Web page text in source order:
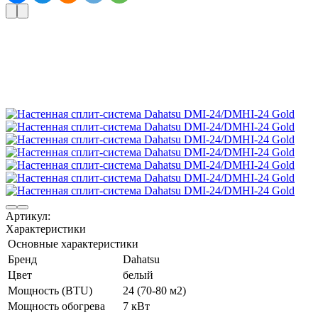
Артикул:
Характеристики
Основные характеристики
Бренд
Dahatsu
Цвет
белый
Мощность (BTU)
24 (70-80 м2)
Мощность обогрева
7 кВт